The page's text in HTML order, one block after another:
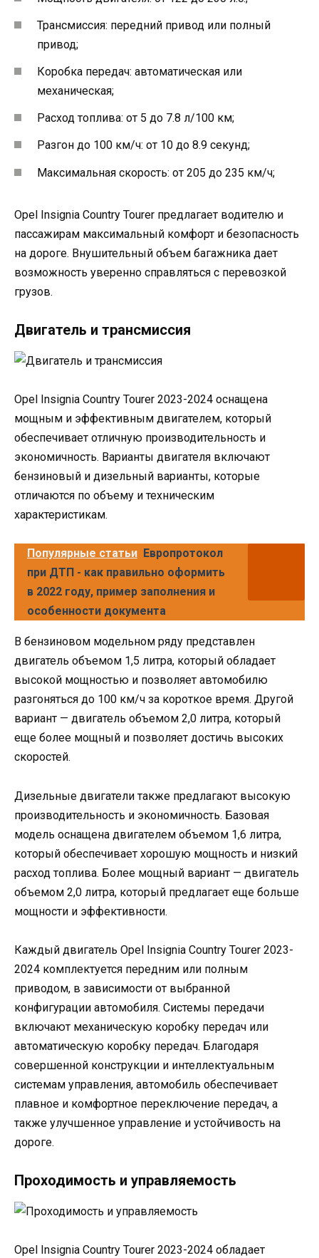
Трансмиссия: передний привод или полный
привод;
Коробка передач: автоматическая или
механическая;
Расход топлива: от 5 до 7.8 л/100 км;
Разгон до 100 км/ч: от 10 до 8.9 секунд;
Максимальная скорость: от 205 до 235 км/ч;
Opel Insignia Country Tourer предлагает водителю и
пассажирам максимальный комфорт и безопасность
на дороге. Внушительный объем багажника дает
возможность уверенно справляться с перевозкой
грузов.
Двигатель и трансмиссия
Opel Insignia Country Tourer 2023-2024 оснащена
мощным и эффективным двигателем, который
обеспечивает отличную производительность и
экономичность. Варианты двигателя включают
бензиновый и дизельный варианты, которые
отличаются по объему и техническим
характеристикам.
Популярные статьи Европротокол
при ДТП - как правильно оформить
в 2022 году, пример заполнения и
особенности документа
В бензиновом модельном ряду представлен
двигатель объемом 1,5 литра, который обладает
высокой мощностью и позволяет автомобилю
разгоняться до 100 км/ч за короткое время. Другой
вариант — двигатель объемом 2,0 литра, который
еще более мощный и позволяет достичь высоких
скоростей.
Дизельные двигатели также предлагают высокую
производительность и экономичность. Базовая
модель оснащена двигателем объемом 1,6 литра,
который обеспечивает хорошую мощность и низкий
расход топлива. Более мощный вариант — двигатель
объемом 2,0 литра, который предлагает еще больше
мощности и эффективности.
Каждый двигатель Opel Insignia Country Tourer 2023-
2024 комплектуется передним или полным
приводом, в зависимости от выбранной
конфигурации автомобиля. Системы передачи
включают механическую коробку передач или
автоматическую коробку передач. Благодаря
совершенной конструкции и интеллектуальным
системам управления, автомобиль обеспечивает
плавное и комфортное переключение передач, а
также улучшенное управление и устойчивость на
дороге.
Проходимость и управляемость
Opel Insignia Country Tourer 2023-2024 обладает